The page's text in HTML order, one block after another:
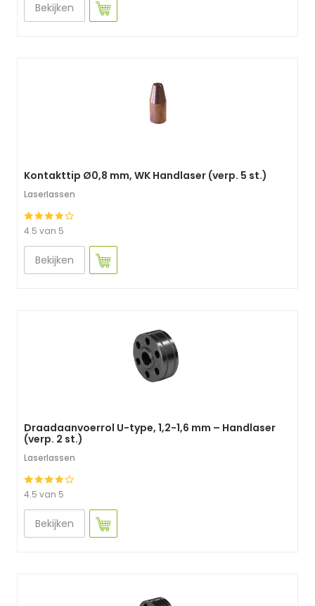
Bekijken
Kontakttip Ø0,8 mm, WK Handlaser (verp. 5 st.)
Laserlassen
4.5 van 5
Bekijken
Draadaanvoerrol U-type, 1,2-1,6 mm – Handlaser
(verp. 2 st.)
Laserlassen
4.5 van 5
Bekijken